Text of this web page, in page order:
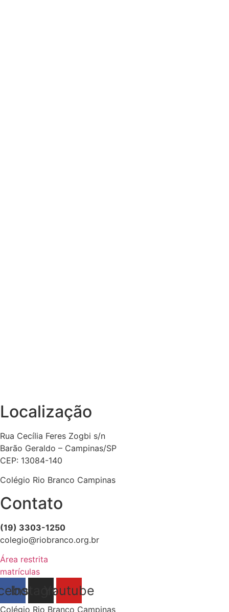
Localização
Rua Cecília Feres Zogbi s/n
Barão Geraldo – Campinas/SP
CEP: 13084-140
Colégio Rio Branco Campinas
Contato
(19) 3303-1250
colegio@riobranco.org.br
Área restrita
matrículas
InstagramYoutube
Colégio Rio Branco Campinas